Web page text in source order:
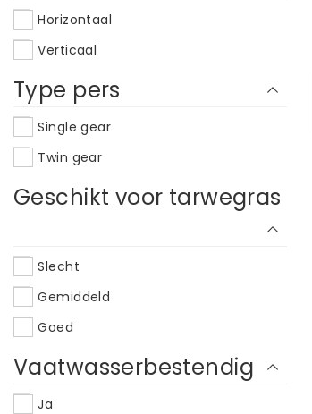
Choisons
Chufamix
Cooksense
Counter Intelligence
Duet
Dynablend
Easygreen
Excalibur
Food Huggers
Horizontaal
Verticaal
Type pers
Single gear
Twin gear
Geschikt voor tarwegras
Slecht
Gemiddeld
Goed
Vaatwasserbestendig
Ja